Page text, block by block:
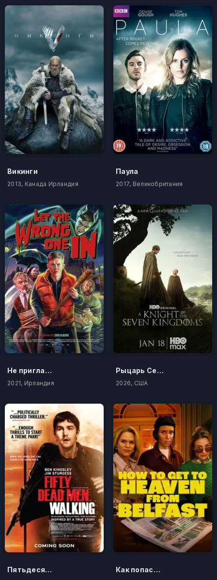
Викинги
2013, Канада Ирландия
Паула
2017, Великобритания
Не приглашай его в свой дом
2021, Ирландия
Рыцарь Семи Королевств
2026, США
Пятьдесят ходячих трупов Как попасть на небеса из Белфаста